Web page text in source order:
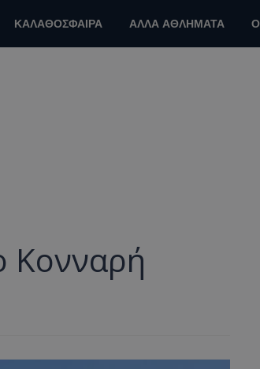
ΚΑΛΑΘΟΣΦΑΙΡΑ ΑΛΛΑ ΑΘΛΗΜΑΤΑ
Κονναρή